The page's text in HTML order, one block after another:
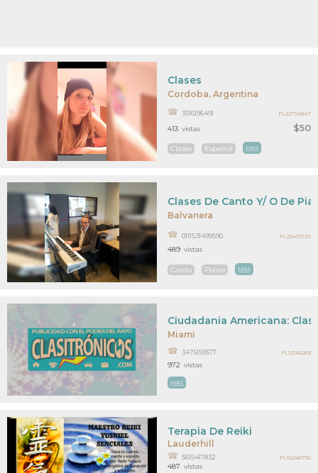
Cordoba, Argentina
$50
Clases
3516196491
Clases Español MAS
413 vistas
FL22716847
Balvanera
Clases De Canto Y/ O De
0111531499590
Canto Piano MAS
489 vistas
FL22415720
Miami
Ciudadania Americana:
3475159577
MAS
972 vistas
FL12145263
Lauderhill
Terapia De Reiki
5615417832
487 vistas
FL15246755